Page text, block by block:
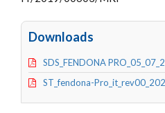
Downloads
SDS_FENDONA
ST_fendona-